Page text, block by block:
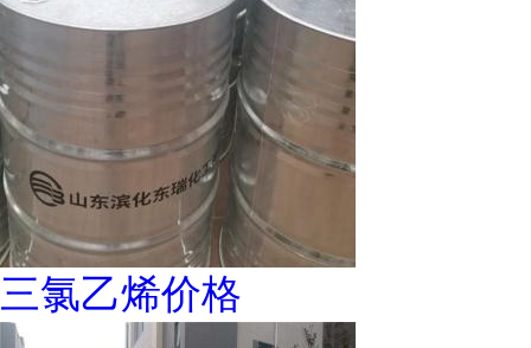
三氯乙烯价格